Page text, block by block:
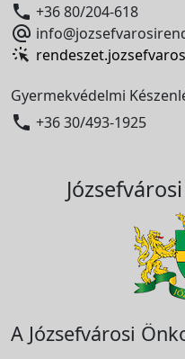
 +36 80/204-618

Gyermekvédelmi
 +36 30/493-1925
A Józsefvárosi